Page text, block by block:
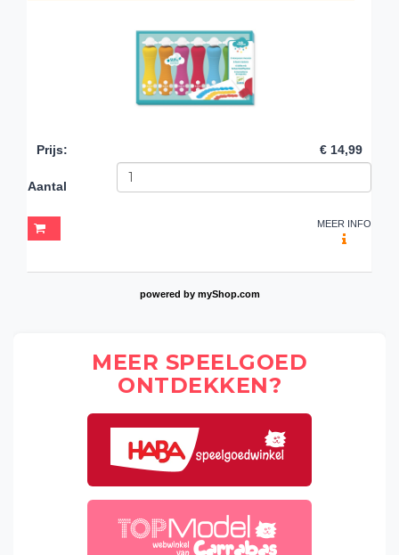
Prijs: € 14,99
Aantal
MEER INFO
powered by myShop.com
MEER SPEELGOED
ONTDEKKEN?